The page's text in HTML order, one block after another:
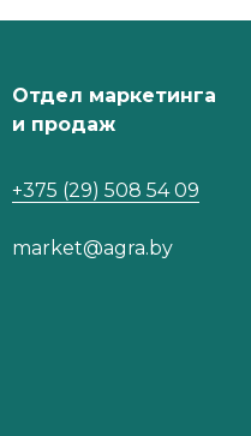
Отдел маркетинга
и продаж
+375 (29) 508 54 09
market@agra.by